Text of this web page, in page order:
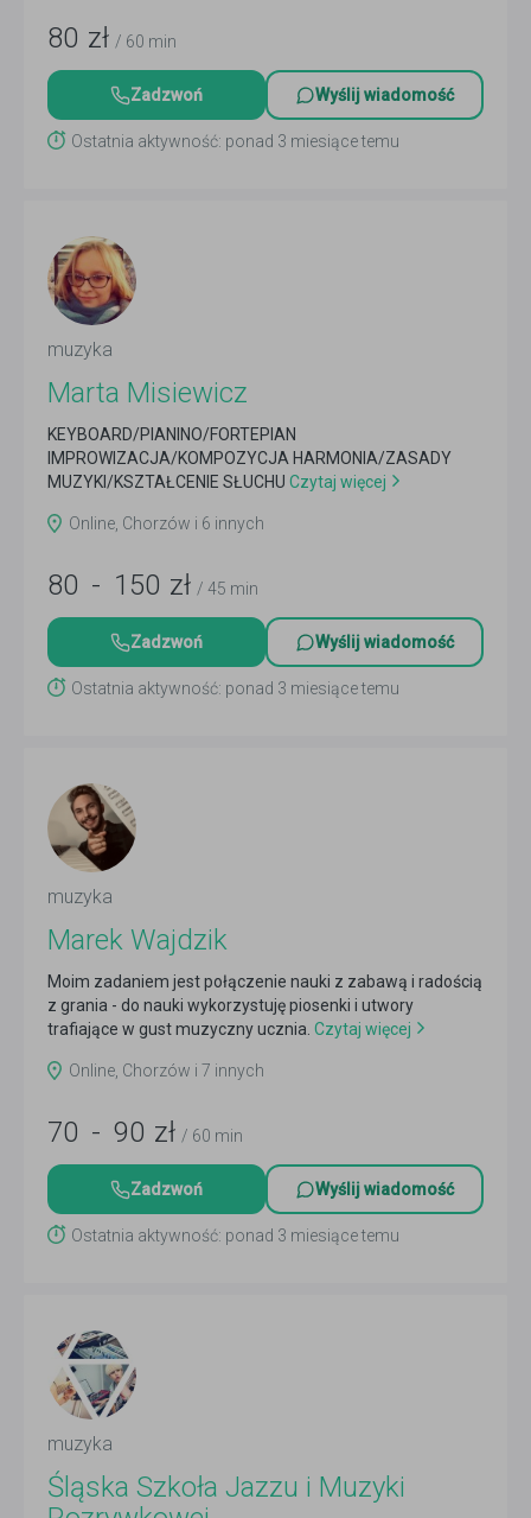
80 zł / 60 min
Zadzwoń Wyślij wiadomość
Ostatnia aktywność: ponad 3 miesiące temu
muzyka
Marta Misiewicz
KEYBOARD/PIANINO/FORTEPIAN
IMPROWIZACJA/KOMPOZYCJA HARMONIA/ZASADY
MUZYKI/KSZTAŁCENIE SŁUCHU Czytaj więcej
Online, Chorzów i 6 innych
80 - 150 zł / 45 min
Zadzwoń Wyślij wiadomość
Ostatnia aktywność: ponad 3 miesiące temu
muzyka
Marek Wajdzik
Moim zadaniem jest połączenie nauki z zabawą i radością
z grania - do nauki wykorzystuję piosenki i utwory
trafiające w gust muzyczny ucznia. Czytaj więcej
Online, Chorzów i 7 innych
70 - 90 zł / 60 min
Zadzwoń Wyślij wiadomość
Ostatnia aktywność: ponad 3 miesiące temu
muzyka
Śląska Szkoła Jazzu i Muzyki